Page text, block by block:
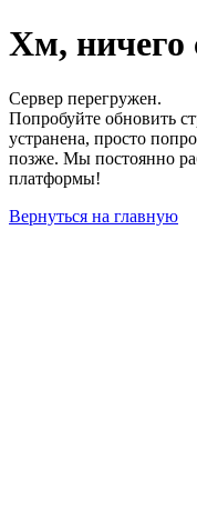
Хм, ничего
Сервер перегружен.
Попробуйте обновить
устранена, просто
позже. Мы постоянно
платформы!
Вернуться на главную